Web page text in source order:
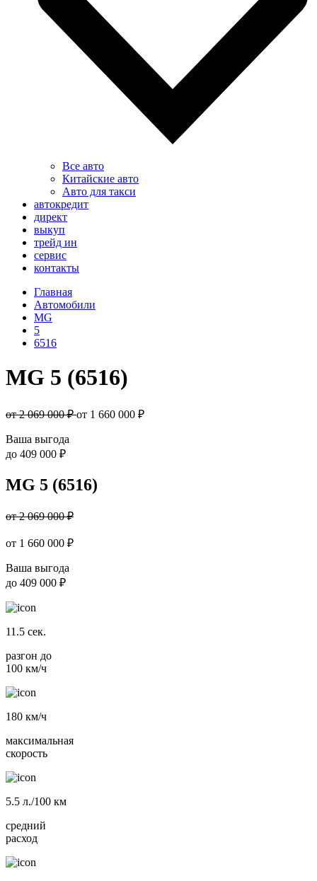
Все авто
Китайские авто
Авто для такси
автокредит
директ
выкуп
трейд ин
сервис
контакты
Главная
Автомобили
MG
5
6516
MG 5 (6516)
от 2 069 000 ₽от 1 660 000 ₽
Ваша выгода
до 409 000 ₽
MG 5 (6516)
от 2 069 000 ₽
от 1 660 000 ₽
Ваша выгода
до 409 000 ₽
11.5 сек.
разгон до
100 км/ч
180 км/ч
максимальная
скорость
5.5 л./100 км
средний
расход